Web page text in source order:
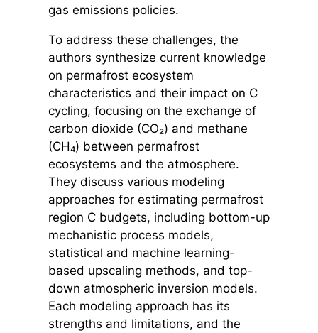
gas emissions policies.
To address these challenges, the
authors synthesize current knowledge
on permafrost ecosystem
characteristics and their impact on C
cycling, focusing on the exchange of
carbon dioxide (CO₂) and methane
(CH₄) between permafrost
ecosystems and the atmosphere.
They discuss various modeling
approaches for estimating permafrost
region C budgets, including bottom-up
mechanistic process models,
statistical and machine learning-
based upscaling methods, and top-
down atmospheric inversion models.
Each modeling approach has its
strengths and limitations, and the